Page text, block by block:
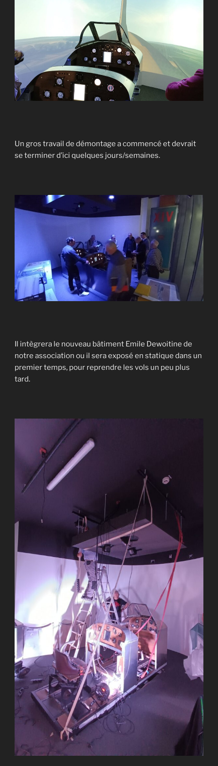
Un gros travail de démontage a commencé et devrait
se terminer d’ici quelques jours/semaines.
Il intègrera le nouveau bâtiment Emile Dewoitine de
notre association ou il sera exposé en statique dans un
premier temps, pour reprendre les vols un peu plus
tard.